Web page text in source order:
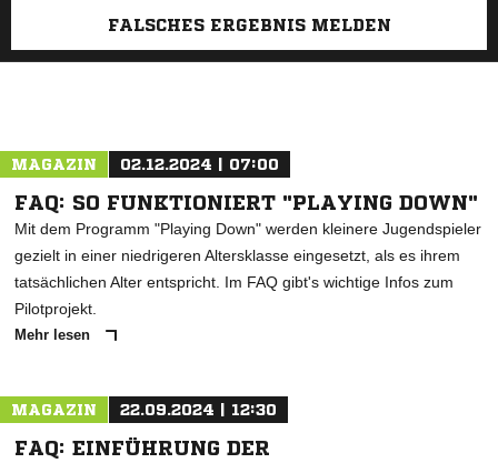
FALSCHES ERGEBNIS MELDEN
MAGAZIN 02.12.2024 | 07:00
FAQ: SO FUNKTIONIERT "PLAYING DOWN"
Mit dem Programm "Playing Down" werden kleinere Jugendspieler
gezielt in einer niedrigeren Altersklasse eingesetzt, als es ihrem
tatsächlichen Alter entspricht. Im FAQ gibt's wichtige Infos zum
Pilotprojekt.
Mehr lesen
MAGAZIN 22.09.2024 | 12:30
FAQ: EINFÜHRUNG DER